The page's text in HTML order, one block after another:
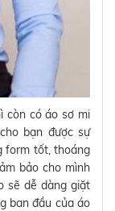
còn có áo sơ mi
bạn được sự
form tốt, thoáng
bảo cho mình
sẽ dễ dàng giặt
ban đầu của áo